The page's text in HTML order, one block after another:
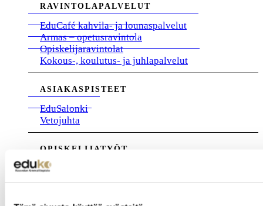
RAVINTOLAPALVELUT
EduCafé kahvila- ja lounaspalvelut
Armas – opetusravintola
Opiskelijaravintolat
Kokous-, koulutus- ja juhlapalvelut
ASIAKASPISTEET
EduSalonki
Vetojuhta
OPISKELIJATYÖT
Autokorjaamo
Rakennustyöt